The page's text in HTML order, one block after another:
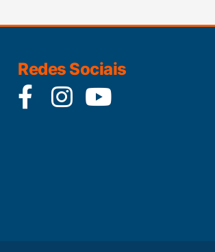
Redes Sociais